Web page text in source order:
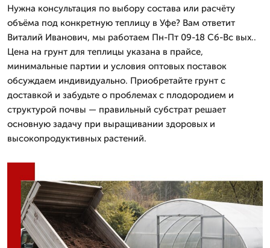
Нужна консультация по выбору состава или расчёту
объёма под конкретную теплицу в Уфе? Вам ответит
Виталий Иванович, мы работаем Пн-Пт 09-18 Сб-Вс вых..
Цена на грунт для теплицы указана в прайсе,
минимальные партии и условия оптовых поставок
обсуждаем индивидуально. Приобретайте грунт с
доставкой и забудьте о проблемах с плодородием и
структурой почвы — правильный субстрат решает
основную задачу при выращивании здоровых и
высокопродуктивных растений.